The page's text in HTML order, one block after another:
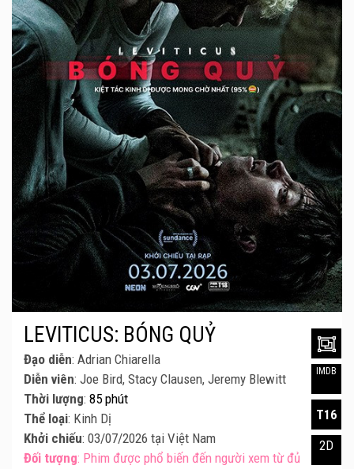
LEVITICUS: BÓNG QUỶ
Đạo diễn: Adrian Chiarella
Diễn viên: Joe Bird, Stacy Clausen, Jeremy Blewitt
Thời lượng: 85 phút
Thể loại: Kinh Dị
Khởi chiếu: 03/07/2026 tại Việt Nam
Đối tượng: Phim được phổ biến đến người xem từ đủ
IMDB
T16
2D